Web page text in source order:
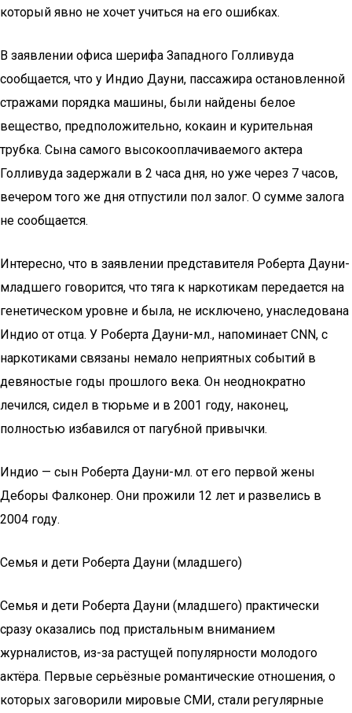
который явно не хочет учиться на его ошибках.
В заявлении офиса шерифа Западного Голливуда
сообщается, что у Индио Дауни, пассажира остановленной
стражами порядка машины, были найдены белое
вещество, предположительно, кокаин и курительная
трубка. Сына самого высокооплачиваемого актера
Голливуда задержали в 2 часа дня, но уже через 7 часов,
вечером того же дня отпустили пол залог. О сумме залога
не сообщается.
Интересно, что в заявлении представителя Роберта Дауни-
младшего говорится, что тяга к наркотикам передается на
генетическом уровне и была, не исключено, унаследована
Индио от отца. У Роберта Дауни-мл., напоминает CNN, с
наркотиками связаны немало неприятных событий в
девяностые годы прошлого века. Он неоднократно
лечился, сидел в тюрьме и в 2001 году, наконец,
полностью избавился от пагубной привычки.
Индио — сын Роберта Дауни-мл. от его первой жены
Деборы Фалконер. Они прожили 12 лет и развелись в
2004 году.
Семья и дети Роберта Дауни (младшего)
Семья и дети Роберта Дауни (младшего) практически
сразу оказались под пристальным вниманием
журналистов, из-за растущей популярности молодого
актёра. Первые серьёзные романтические отношения, о
которых заговорили мировые СМИ, стали регулярные